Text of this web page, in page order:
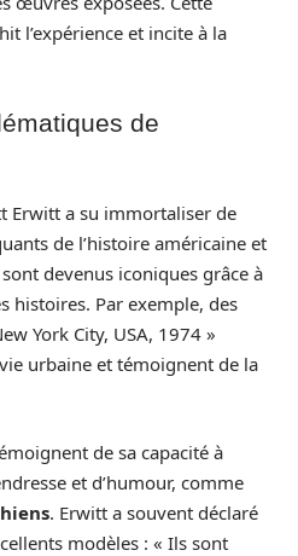
l’expérience et incite à la
de
Erwitt a su immortaliser de
de l’histoire américaine et
devenus iconiques grâce à
histoires. Par exemple, des
York City, USA, 1974 »
urbaine et témoignent de la
de sa capacité à
et d’humour, comme
. Erwitt a souvent déclaré
modèles : « Ils sont